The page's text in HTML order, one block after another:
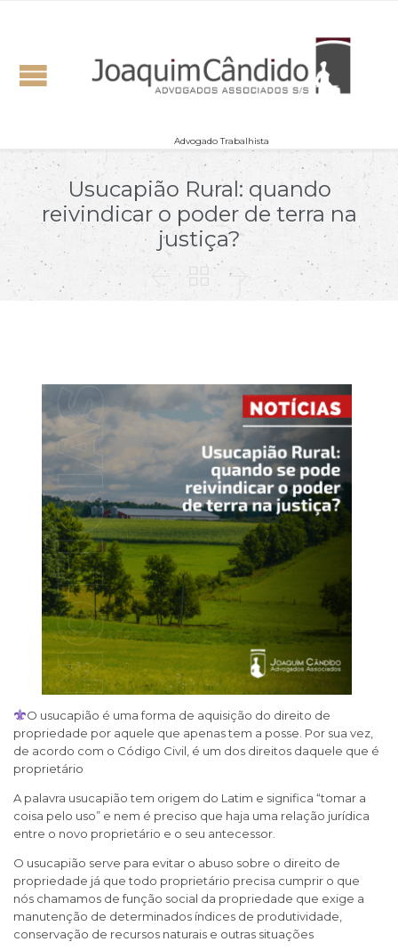
Advogado Trabalhista
Usucapião Rural: quando
reivindicar o poder de terra na
justiça?
 
O usucapião é uma forma de aquisição do direito de
propriedade por aquele que apenas tem a posse. Por sua vez,
de acordo com o Código Civil, é um dos direitos daquele que é
proprietário
A palavra usucapião tem origem do Latim e significa “tomar a
coisa pelo uso” e nem é preciso que haja uma relação jurídica
entre o novo proprietário e o seu antecessor.
O usucapião serve para evitar o abuso sobre o direito de
propriedade já que todo proprietário precisa cumprir o que
nós chamamos de função social da propriedade que exige a
manutenção de determinados índices de produtividade,
conservação de recursos naturais e outras situações